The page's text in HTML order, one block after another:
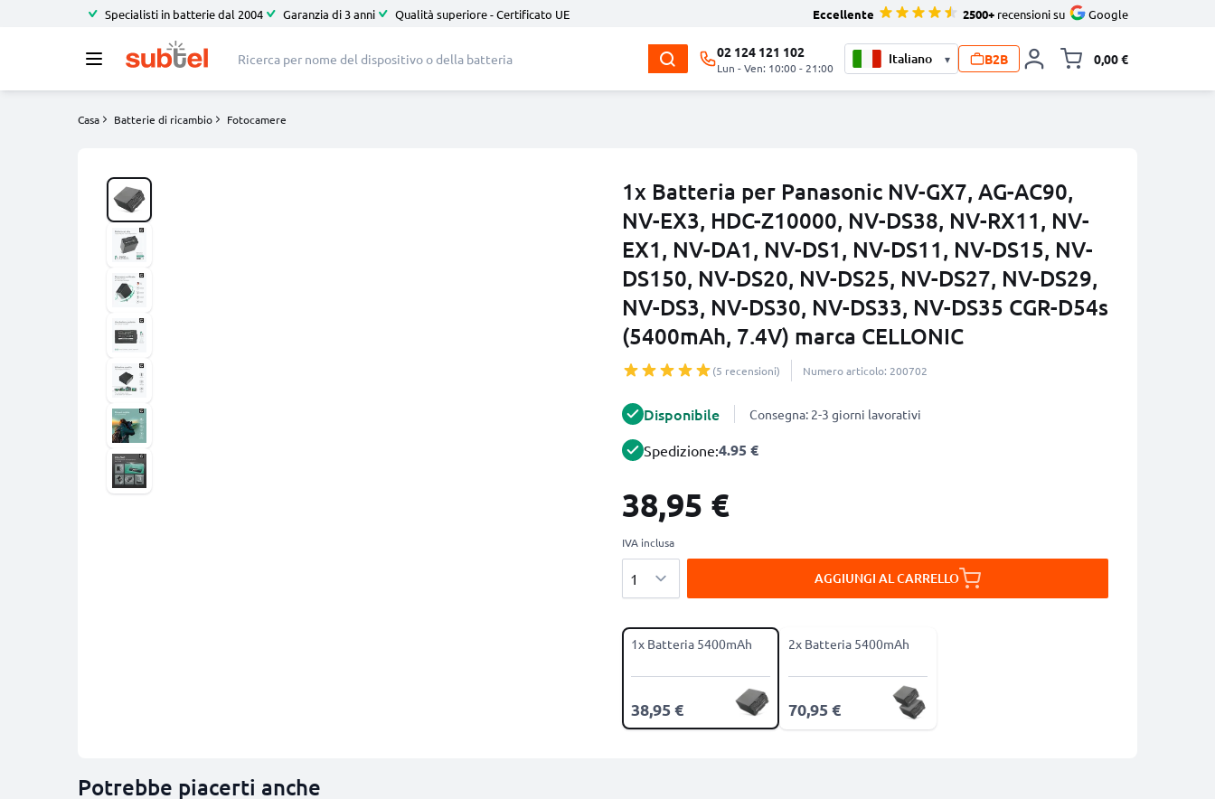
Specialisti in batterie dal 2004 Garanzia di 3 anni Qualità superiore - Certificato UE Eccellente 2500+ recensioni su Google
02 124 121 102
Lun - Ven: 10:00 - 21:00
▾ B2B 0,00 €
Casa Batterie di ricambio Fotocamere
1x Batteria per Panasonic NV-GX7, AG-AC90,
NV-EX3, HDC-Z10000, NV-DS38, NV-RX11, NV-
EX1, NV-DA1, NV-DS1, NV-DS11, NV-DS15, NV-
DS150, NV-DS20, NV-DS25, NV-DS27, NV-DS29,
NV-DS3, NV-DS30, NV-DS33, NV-DS35 CGR-D54s
(5400mAh, 7.4V) marca CELLONIC
(5 recensioni) Numero articolo: 200702
Disponibile Consegna: 2-3 giorni lavorativi
Spedizione:4.95 €
38,95 €
IVA inclusa
AGGIUNGI AL CARRELLO
1x Batteria 5400mAh
38,95 €
2x Batteria 5400mAh
70,95 €
Potrebbe piacerti anche